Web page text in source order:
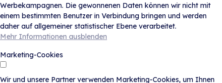
Werbekampagnen. Die gewonnenen Daten können wir nicht mit
einem bestimmten Benutzer in Verbindung bringen und werden
daher auf allgemeiner statistischer Ebene verarbeitet.
Mehr Informationen ausblenden
Marketing-Cookies
Wir und unsere Partner verwenden Marketing-Cookies, um Ihnen